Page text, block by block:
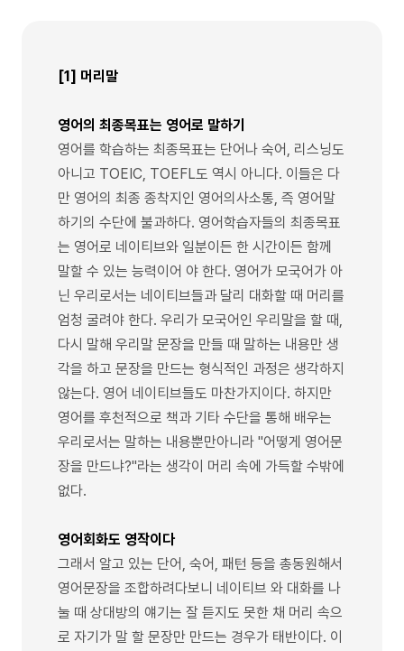
[1] 머리말
영어의 최종목표는 영어로 말하기
영어를 학습하는 최종목표는 단어나 숙어, 리스닝도
아니고 TOEIC, TOEFL도 역시 아니다. 이들은 다
만 영어의 최종 종착지인 영어의사소통, 즉 영어말
하기의 수단에 불과하다. 영어학습자들의 최종목표
는 영어로 네이티브와 일분이든 한 시간이든 함께
말할 수 있는 능력이어 야 한다. 영어가 모국어가 아
닌 우리로서는 네이티브들과 달리 대화할 때 머리를
엄청 굴려야 한다. 우리가 모국어인 우리말을 할 때,
다시 말해 우리말 문장을 만들 때 말하는 내용만 생
각을 하고 문장을 만드는 형식적인 과정은 생각하지
않는다. 영어 네이티브들도 마찬가지이다. 하지만
영어를 후천적으로 책과 기타 수단을 통해 배우는
우리로서는 말하는 내용뿐만아니라 "어떻게 영어문
장을 만드냐?"라는 생각이 머리 속에 가득할 수밖에
없다.
영어회화도 영작이다
그래서 알고 있는 단어, 숙어, 패턴 등을 총동원해서
영어문장을 조합하려다보니 네이티브 와 대화를 나
눌 때 상대방의 얘기는 잘 듣지도 못한 채 머리 속으
로 자기가 말 할 문장만 만드는 경우가 태반이다. 이